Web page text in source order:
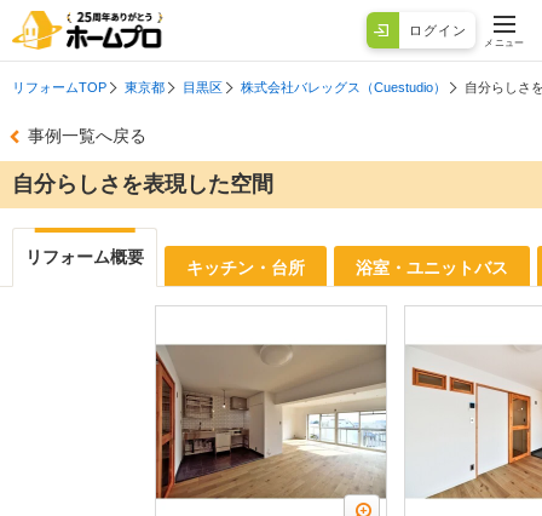
ログイン
メニュー
リフォームTOP 東京都 目黒区 株式会社バレッグス（Cuestudio） 自分らしさ
事例一覧へ戻る
自分らしさを表現した空間
リフォーム概要
キッチン・台所 浴室・ユニットバス